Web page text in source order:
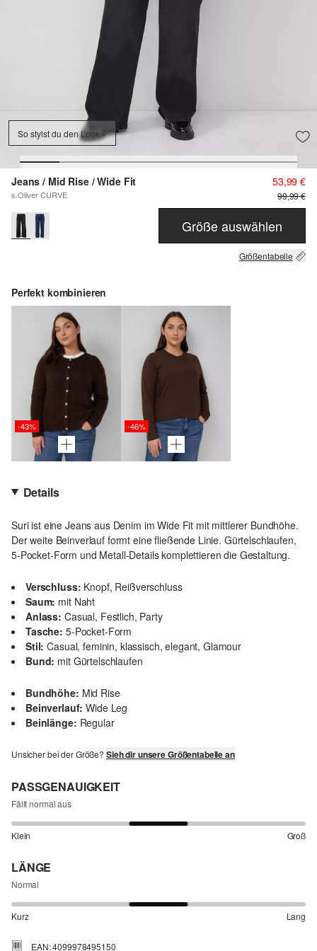
So stylst du den Look
Jeans / Mid Rise / Wide Fit
s.Oliver CURVE
53,99 €
99,99 €
Größe auswählen
Größentabelle
Perfekt kombinieren
-43% -46%
Details
Suri ist eine Jeans aus Denim im Wide Fit mit mittlerer Bundhöhe.
Der weite Beinverlauf formt eine fließende Linie. Gürtelschlaufen,
5-Pocket-Form und Metall-Details komplettieren die Gestaltung.
Verschluss: Knopf, Reißverschluss
Saum: mit Naht
Anlass: Casual, Festlich, Party
Tasche: 5-Pocket-Form
Stil: Casual, feminin, klassisch, elegant, Glamour
Bund: mit Gürtelschlaufen
Bundhöhe: Mid Rise
Beinverlauf: Wide Leg
Beinlänge: Regular
Unsicher bei der Größe? Sieh dir unsere Größentabelle an
PASSGENAUIGKEIT
Fällt normal aus
Klein Groß
LÄNGE
Normal
Kurz Lang
EAN: 4099978495150